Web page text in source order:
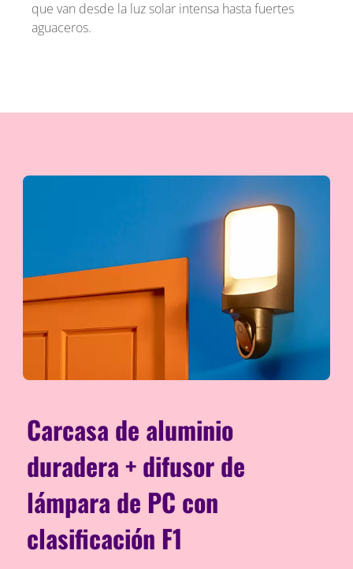
que van desde la luz solar intensa hasta fuertes
aguaceros.
Carcasa de aluminio
duradera + difusor de
lámpara de PC con
clasificación F1